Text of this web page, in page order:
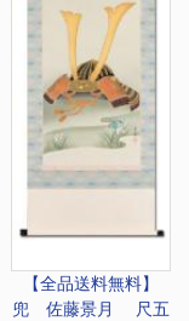
【全品送料無料】
兜 佐藤景月 尺五